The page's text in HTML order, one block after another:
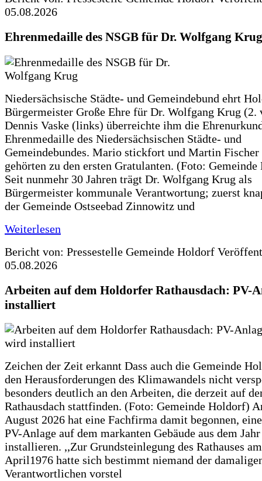
05.08.2026
Ehrenmedaille des NSGB für Dr. Wolfgang Krug
Niedersächsische Städte- und Gemeindebund ehrt
Bürgermeister Große Ehre für Dr. Wolfgang Krug (2.
Dennis Vaske (links) überreichte ihm die
Ehrenmedaille des Niedersächsischen Städte- und
Gemeindebundes. Mario stickfort und Martin Fischer
gehörten zu den ersten Gratulanten. (Foto:
Seit nunmehr 30 Jahren trägt Dr. Wolfgang Krug als
Bürgermeister kommunale Verantwortung; zuerst
der Gemeinde Ostseebad Zinnowitz und
Weiterlesen
Bericht von: Pressestelle Gemeinde Holdorf
05.08.2026
Arbeiten auf dem Holdorfer Rathausdach: PV-
installiert
Zeichen der Zeit erkannt Dass auch die Gemeinde
den Herausforderungen des Klimawandels nicht
besonders deutlich an den Arbeiten, die derzeit auf
Rathausdach stattfinden. (Foto: Gemeinde Holdorf)
August 2026 hat eine Fachfirma damit begonnen,
PV-Anlage auf dem markanten Gebäude aus dem
installieren. ,,Zur Grundsteinlegung des Rathauses
April1976 hatte sich bestimmt niemand der
Verantwortlichen vorstel